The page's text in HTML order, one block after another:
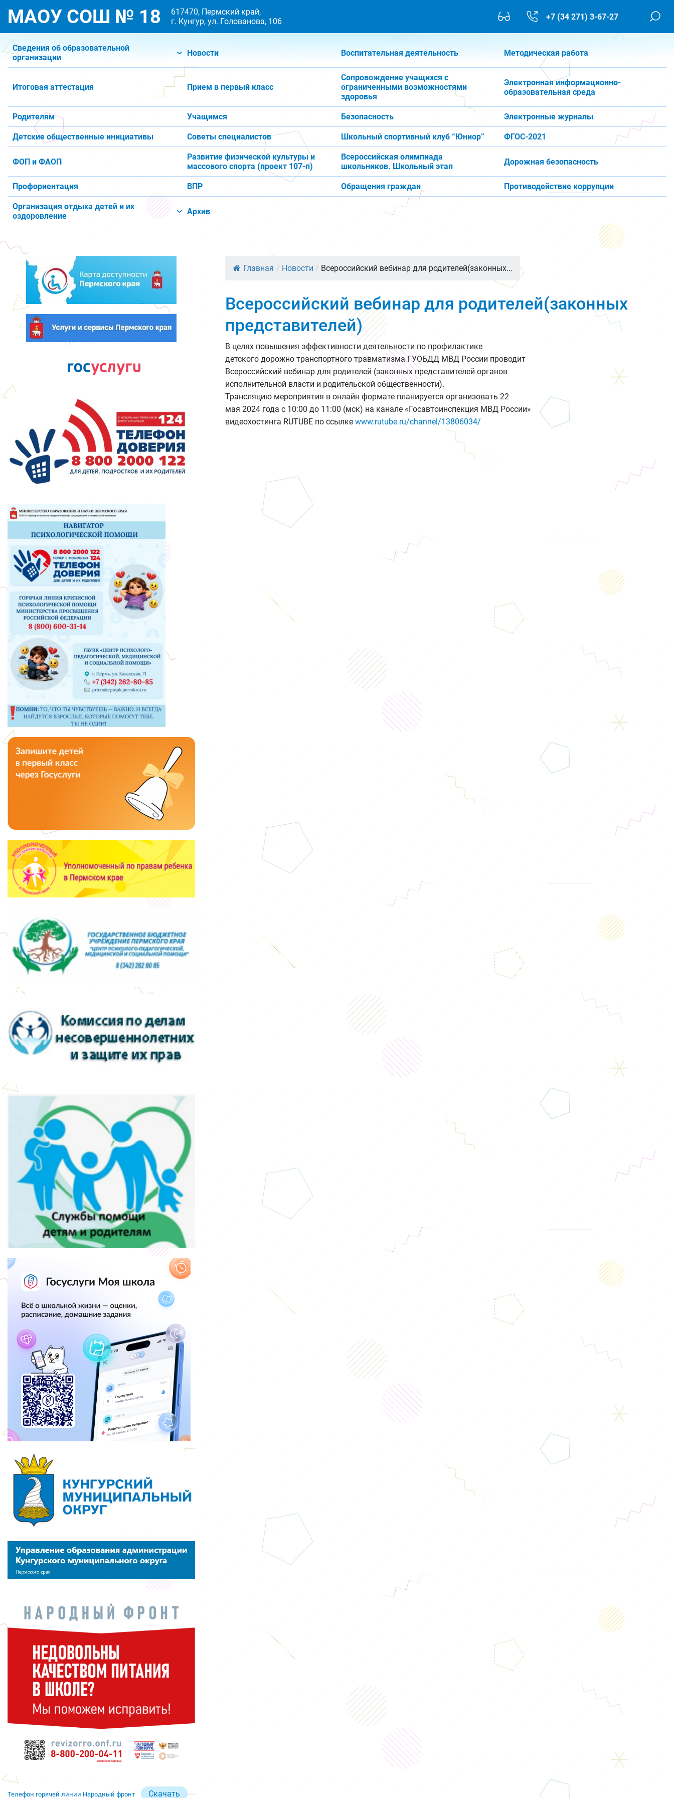
МАОУ СОШ № 18
617470, Пермский край,
г. Кунгур, ул. Голованова, 106
+7 (34 271) 3-67-27
Сведения об образовательной
организации
Новости Воспитательная деятельность Методическая работа
Итоговая аттестация Прием в первый класс
Сопровождение учащихся с
ограниченными возможностями
здоровья
Электронная информационно-
образовательная среда
Родителям Учащимся Безопасность Электронные журналы
Детские общественные инициативы Советы специалистов Школьный спортивный клуб “Юниор” ФГОС-2021
ФОП и ФАОП
Развитие физической культуры и
массового спорта (проект 107-п)
Всероссийская олимпиада
школьников. Школьный этап
Дорожная безопасность
Профориентация ВПР Обращения граждан Противодействие коррупции
Организация отдыха детей и их
оздоровление
Архив
Телефон горячей линии Народный фронт Скачать
Главная / Новости / Всероссийский вебинар для родителей(законных...
Всероссийский вебинар для родителей(законных
представителей)
В целях повышения эффективности деятельности по профилактике
детского дорожно транспортного травматизма ГУОБДД МВД России проводит
Всероссийский вебинар для родителей (законных представителей органов
исполнительной власти и родительской общественности).
Трансляцию мероприятия в онлайн формате планируется организовать 22
мая 2024 года с 10:00 до 11:00 (мск) на канале «Госавтоинспекция МВД России»
видеохостинга RUTUBE по ссылкеwww.rutube.ru/channel/13806034/